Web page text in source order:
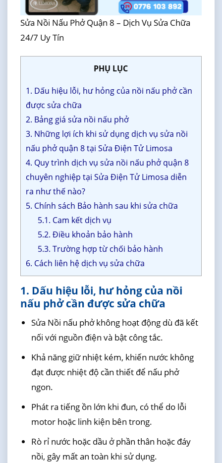
Sửa Nồi Nấu Phở Quận 8 – Dịch Vụ Sửa Chữa
24/7 Uy Tín
PHỤ LỤC
1. Dấu hiệu lỗi, hư hỏng của nồi nấu phở cần
được sửa chữa
2. Bảng giá sửa nồi nấu phở
3. Những lợi ích khi sử dụng dịch vụ sửa nồi
nấu phở quận 8 tại Sửa Điện Tử Limosa
4. Quy trình dịch vụ sửa nồi nấu phở quận 8
chuyên nghiệp tại Sửa Điện Tử Limosa diễn
ra như thế nào?
5. Chính sách Bảo hành sau khi sửa chữa
5.1. Cam kết dịch vụ
5.2. Điều khoản bảo hành
5.3. Trường hợp từ chối bảo hành
6. Cách liên hệ dịch vụ sửa chữa
1. Dấu hiệu lỗi, hư hỏng của nồi
nấu phở cần được sửa chữa
Sửa Nồi nấu phở không hoạt động dù đã kết
nối với nguồn điện và bật công tắc.
Khả năng giữ nhiệt kém, khiến nước không
đạt được nhiệt độ cần thiết để nấu phở
ngon.
Phát ra tiếng ồn lớn khi đun, có thể do lỗi
motor hoặc linh kiện bên trong.
Rò rỉ nước hoặc dầu ở phần thân hoặc đáy
nồi, gây mất an toàn khi sử dụng.